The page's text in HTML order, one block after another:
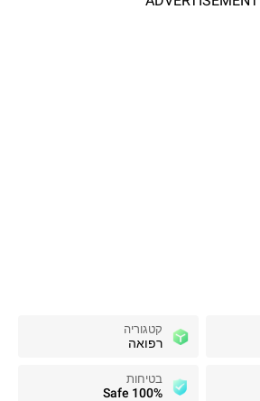
קטגוריה
רפואה
בטיחות
100% Safe